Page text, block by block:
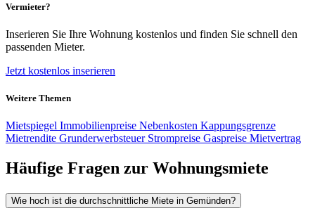
Vermieter?
Inserieren Sie Ihre Wohnung kostenlos und finden Sie schnell den
passenden Mieter.
Jetzt kostenlos inserieren
Weitere Themen
Mietspiegel Immobilienpreise Nebenkosten Kappungsgrenze
Mietrendite Grunderwerbsteuer Strompreise Gaspreise Mietvertrag
Häufige Fragen zur Wohnungsmiete
Wie hoch ist die durchschnittliche Miete in Gemünden?